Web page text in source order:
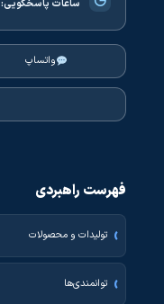
ساعات پاسخگویی:
واتساپ
فهرست راهبردی
تولیدات و محصولات
توانمندی‌ها